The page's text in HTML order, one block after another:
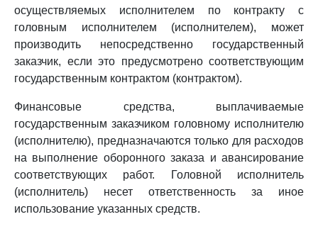
осуществляемых исполнителем по контракту с
головным исполнителем (исполнителем), может
производить непосредственно государственный
заказчик, если это предусмотрено соответствующим
государственным контрактом (контрактом).
Финансовые средства, выплачиваемые
государственным заказчиком головному исполнителю
(исполнителю), предназначаются только для расходов
на выполнение оборонного заказа и авансирование
соответствующих работ. Головной исполнитель
(исполнитель) несет ответственность за иное
использование указанных средств.